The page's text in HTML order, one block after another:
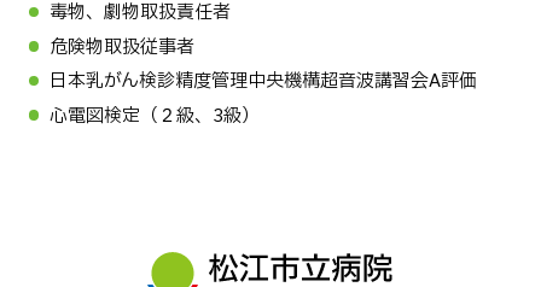
毒物、劇物取扱責任者
危険物取扱従事者
日本乳がん検診精度管理中央機構超音波講習会A評価
心電図検定（２級、3級）